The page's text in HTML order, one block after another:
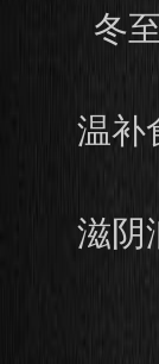
冬
温补
滋阴